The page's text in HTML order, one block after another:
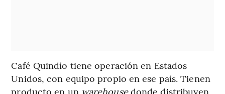
Café Quindío tiene operación en Estados
Unidos, con equipo propio en ese país. Tienen
producto en un warehousedonde distribuyen